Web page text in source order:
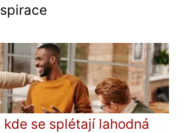
se splétají lahodná